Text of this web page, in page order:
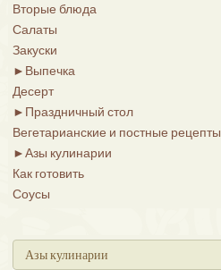
Вторые блюда
Салаты
Закуски
► Выпечка
Десерт
► Праздничный стол
Вегетарианские и постные рецепты
►Азы кулинарии
Как готовить
Соусы
Азы кулинарии